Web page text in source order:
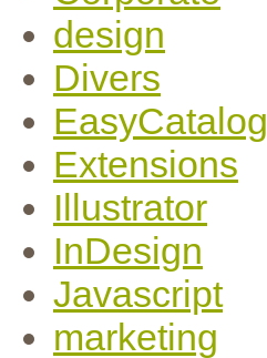
design
Divers
EasyCatalog
Extensions
Illustrator
InDesign
Javascript
marketing